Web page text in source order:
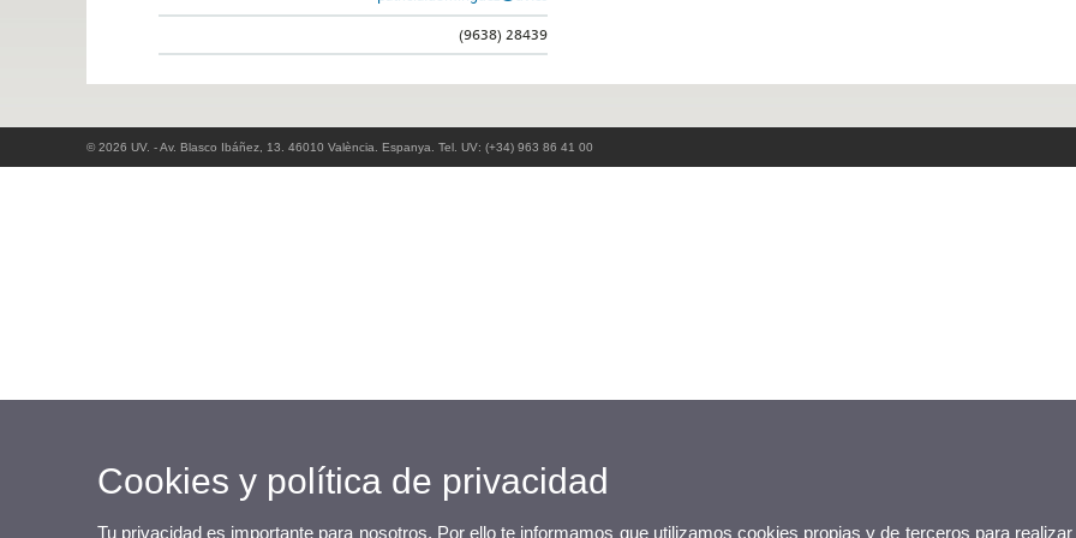
(9638) 28439
© 2026 UV. - Av. Blasco Ibáñez, 13. 46010 València. Espanya. Tel. UV: (+34) 963 86 41 00
Cookies y política de privacidad
Tu privacidad es importante para nosotros. Por ello te informamos que utilizamos cookies propias y de terceros para realizar